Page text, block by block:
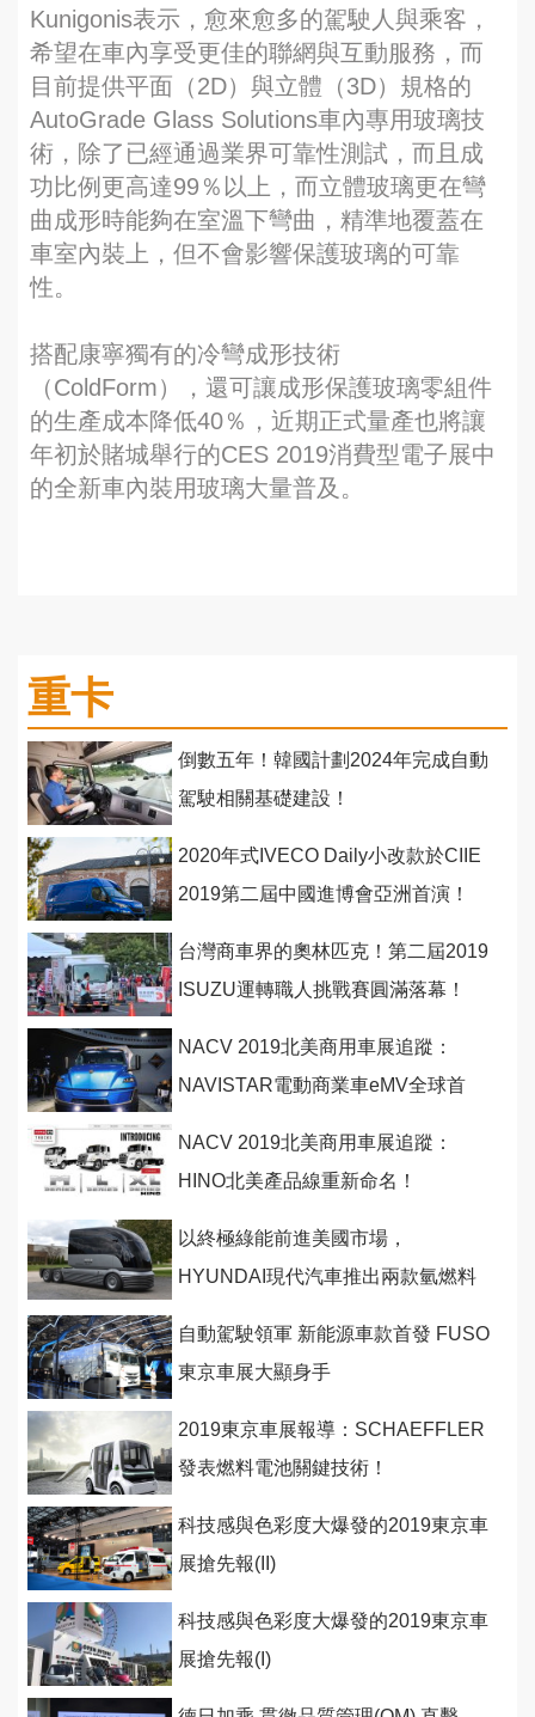
Kunigonis表示，愈來愈多的駕駛人與乘客，
希望在車內享受更佳的聯網與互動服務，而
目前提供平面（2D）與立體（3D）規格的
AutoGrade Glass Solutions車內專用玻璃技
術，除了已經通過業界可靠性測試，而且成
功比例更高達99％以上，而立體玻璃更在彎
曲成形時能夠在室溫下彎曲，精準地覆蓋在
車室內裝上，但不會影響保護玻璃的可靠
性。
搭配康寧獨有的冷彎成形技術
（ColdForm），還可讓成形保護玻璃零組件
的生產成本降低40％，近期正式量產也將讓
年初於賭城舉行的CES 2019消費型電子展中
的全新車內裝用玻璃大量普及。
重卡
倒數五年！韓國計劃2024年完成自動
駕駛相關基礎建設！
2020年式IVECO Daily小改款於CIIE
2019第二屆中國進博會亞洲首演！
台灣商車界的奧林匹克！第二屆2019
ISUZU運轉職人挑戰賽圓滿落幕！
NACV 2019北美商用車展追蹤：
NAVISTAR電動商業車eMV全球首
NACV 2019北美商用車展追蹤：
HINO北美產品線重新命名！
以終極綠能前進美國市場，
HYUNDAI現代汽車推出兩款氫燃料
自動駕駛領軍 新能源車款首發 FUSO
東京車展大顯身手
2019東京車展報導：SCHAEFFLER
發表燃料電池關鍵技術！
科技感與色彩度大爆發的2019東京車
展搶先報(II)
科技感與色彩度大爆發的2019東京車
展搶先報(I)